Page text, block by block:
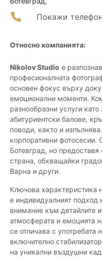
Покажи
Относно компанията:
Nikolov Studio е
професионалната
основен фокус върху
емоционални моменти.
разнообразни услуги
абитуриентски балове,
поводи, както и
корпоративни фотосесии.
Ботевград, но предоставя
страна, обхващайки
Варна и други.
Ключова характеристика
е индивидуалният подход
внимание към детайлите
атмосферата и емоцията
се отличава с употребата
включително
на уникални въздушни